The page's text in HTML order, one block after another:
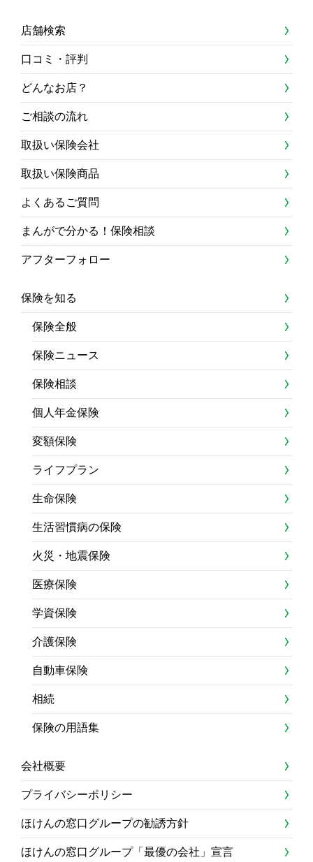
店舗検索
口コミ・評判
どんなお店？
ご相談の流れ
取扱い保険会社
取扱い保険商品
よくあるご質問
まんがで分かる！保険相談
アフターフォロー
保険を知る
保険全般
保険ニュース
保険相談
個人年金保険
変額保険
ライフプラン
生命保険
生活習慣病の保険
火災・地震保険
医療保険
学資保険
介護保険
自動車保険
相続
保険の用語集
会社概要
プライバシーポリシー
ほけんの窓口グループの勧誘方針
ほけんの窓口グループ「最優の会社」宣言